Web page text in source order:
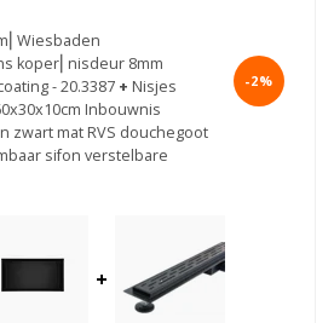
koper⎢nisdeur 8mm
- 20.3387 + Nisjes
Inbouwnis
zwart mat RVS douchegoot
sifon verstelbare
-2%
+